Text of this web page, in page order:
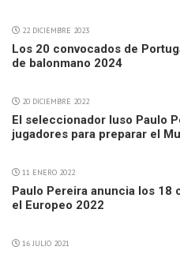
22 DICIEMBRE 2023
Los 20 convocados de
de balonmano 2024
20 DICIEMBRE 2022
El seleccionador luso Paulo
jugadores para preparar el
11 ENERO 2022
Paulo Pereira anuncia los 18
el Europeo 2022
16 JULIO 2021